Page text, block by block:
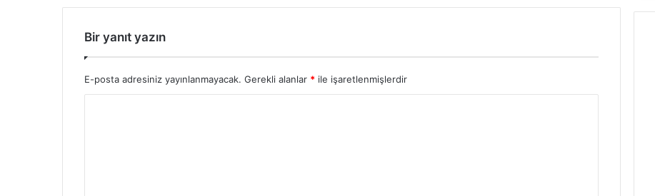
Bir yanıt yazın
E-posta adresiniz yayınlanmayacak. Gerekli alanlar * ile işaretlenmişlerdir